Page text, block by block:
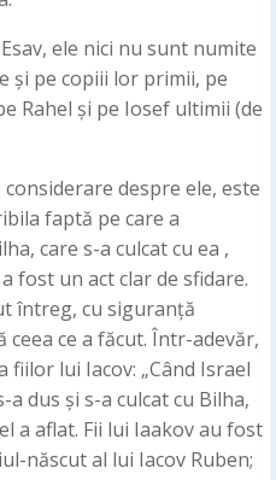
ele nici nu sunt numite
și pe copiii lor primii, pe
Rahel și pe Iosef ultimii (de
despre ele, este
faptă pe care a
care s-a culcat cu ea ,
fost un act clar de sfidare.
întreg, cu siguranță
ceea ce a făcut. Într-adevăr,
lui Iacov: „Când Israel
a dus și s-a culcat cu Bilha,
a aflat. Fii lui Iaakov au fost
născut al lui Iacov Ruben;